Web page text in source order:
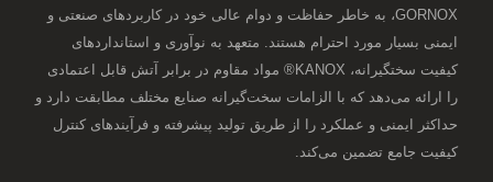
GORNOX، به خاطر حفاظت و دوام عالی خود در کاربردهای صنعتی و
ایمنی بسیار مورد احترام هستند. متعهد به نوآوری و استانداردهای
کیفیت سختگیرانه، KANOX® مواد مقاوم در برابر آتش قابل اعتمادی
را ارائه می‌دهد که با الزامات سخت‌گیرانه صنایع مختلف مطابقت دارد و
حداکثر ایمنی و عملکرد را از طریق تولید پیشرفته و فرآیندهای کنترل
کیفیت جامع تضمین می‌کند.